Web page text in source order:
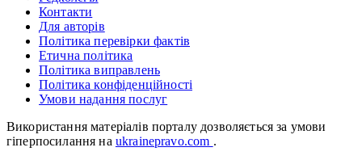
Контакти
Для авторів
Політика перевірки фактів
Етична політика
Політика виправлень
Політика конфіденційності
Умови надання послуг
Використання матеріалів порталу дозволяється за умови
гіперпосилання на ukrainepravo.com .